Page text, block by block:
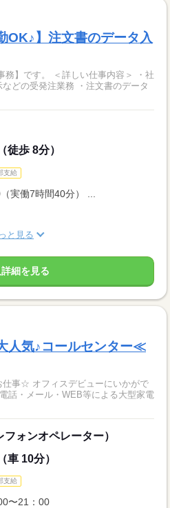
OK♪】注文書のデータ入
仕事内容＞ ・社
どの受発注業務 ・注文書のデータ
徒歩 8分）
支給
実働7時間40分） ...
と見る
細を見る
人気♪コールセンター≪
仕事☆ オフィスデビューにいかがで
ォンオペレーター）
車 10分）
支給
〜21：00